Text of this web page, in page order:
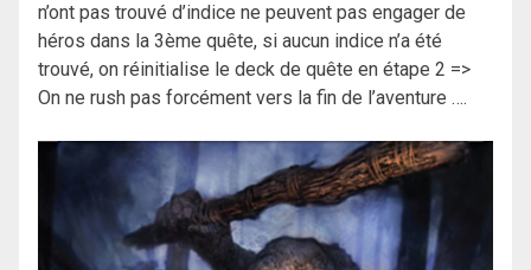
n’ont pas trouvé d’indice ne peuvent pas engager de
héros dans la 3ème quête, si aucun indice n’a été
trouvé, on réinitialise le deck de quête en étape 2 =>
On ne rush pas forcément vers la fin de l’aventure ….